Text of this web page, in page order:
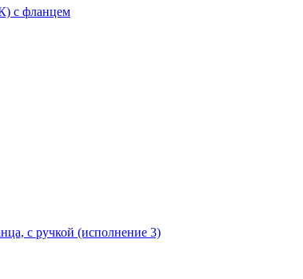
с фланцем
с ручкой (исполнение 3)